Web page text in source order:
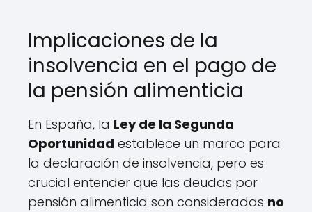
Implicaciones de la
insolvencia en el pago de
la pensión alimenticia
En España, la Ley de la Segunda
Oportunidad establece un marco para
la declaración de insolvencia, pero es
crucial entender que las deudas por
pensión alimenticia son consideradas no